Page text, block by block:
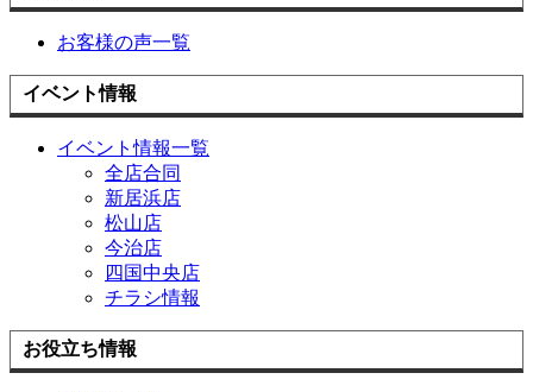
お客様の声一覧
イベント情報
イベント情報一覧
全店合同
新居浜店
松山店
今治店
四国中央店
チラシ情報
お役立ち情報